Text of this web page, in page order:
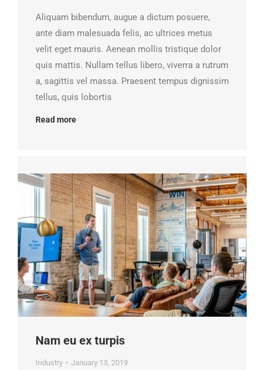
Aliquam bibendum, augue a dictum posuere,
ante diam malesuada felis, ac ultrices metus
velit eget mauris. Aenean mollis tristique dolor
quis mattis. Nullam tellus libero, viverra a rutrum
a, sagittis vel massa. Praesent tempus dignissim
tellus, quis lobortis
Read more
Nam eu ex turpis
Industry January 13, 2019